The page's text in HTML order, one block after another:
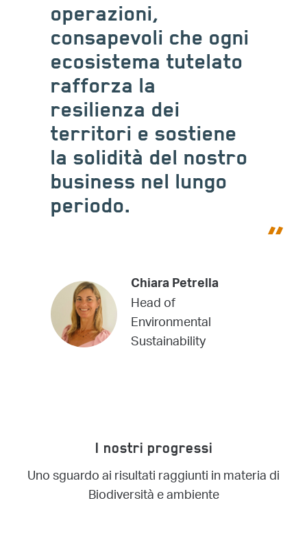
operazioni,
consapevoli che ogni
ecosistema tutelato
rafforza la
resilienza dei
territori e sostiene
la solidità del nostro
business nel lungo
periodo.
Chiara Petrella
Head of
Environmental
Sustainability
I nostri progressi
Uno sguardo ai risultati raggiunti in materia di
Biodiversità e ambiente